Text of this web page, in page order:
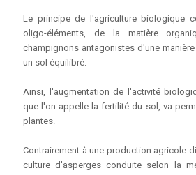
Le principe de l'agriculture biologique
oligo-éléments, de la matière
champignons antagonistes d'une
un sol équilibré.
Ainsi, l'augmentation de l'activité
que l'on appelle la fertilité du sol, va
plantes.
Contrairement à une production agricole
culture d'asperges conduite selon la